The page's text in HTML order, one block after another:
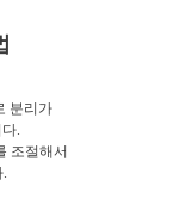
분리가
.
조절해서